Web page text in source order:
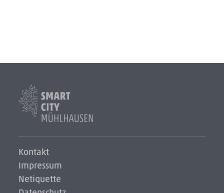
Logo
Kontakt
Impressum
Netiquette